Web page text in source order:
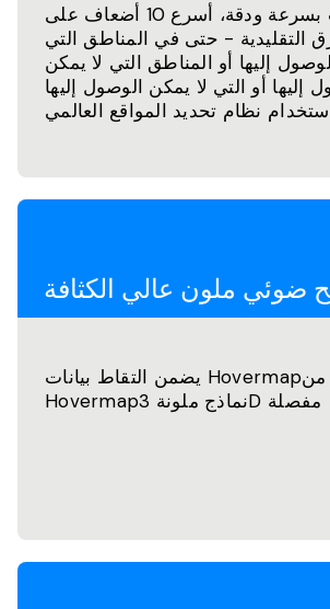
التقاط البيانات بسرعة ودقة، أسرع 10 أضعاف على
التقليدية - حتى في المناطق التي
إليها أو المناطق التي لا يمكن
إليها أو التي لا يمكن الوصول إليها
ضوئي ملون عالي الكثافة
يضمن التقاط بيانات Hovermapعالية الكثافة من
Hovermapنماذج ملونة 3D مفصلة